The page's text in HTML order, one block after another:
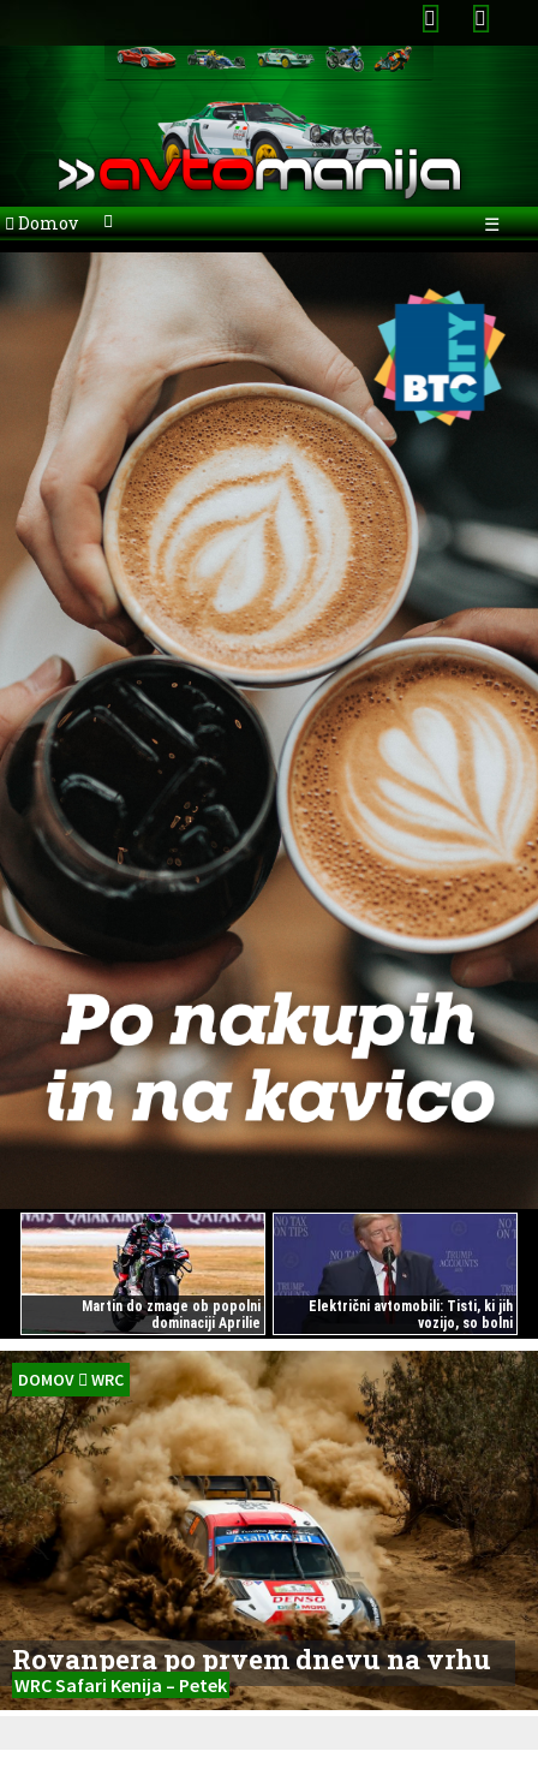
Domov ☰
Martin do zmage ob popolni
dominaciji Aprilie
Električni avtomobili: Tisti, ki jih
vozijo, so bolni
DOMOV WRC
Rovanpera po prvem dnevu na vrhu
WRC Safari Kenija – Petek